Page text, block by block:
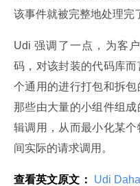
该事件就被完整地处理完
Udi 强调了一点，为客
码，对该封装的代码库
个通用的进行打包和拆
那些由大量的小组件组
辑调用，从而最小化某
间实际的请求调用。
查看英文原文：
Udi